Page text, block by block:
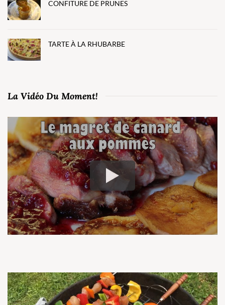
CONFITURE DE PRUNES
TARTE À LA RHUBARBE
La Vidéo Du Moment!